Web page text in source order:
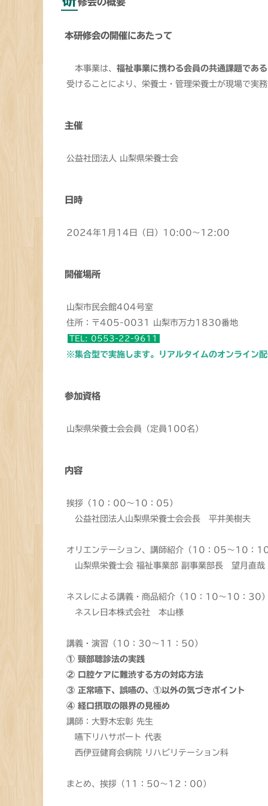
本研修会の開催にあたって
本事業は、 福祉事業に携わる会員の共通課題であ
受けることにより、栄養士・管理栄養士が現場で実
主催
公益社団法人 山梨県栄養士会
日時
2024年1月14日（日）10:00～12:00
開催場所
山梨市民会館404号室
住所：〒405-0031 山梨市万力1830番地
TEL: 0553-22-9611
※集合型で実施します。リアルタイムのオンライン
参加資格
山梨県栄養士会会員（定員100名）
内容
挨拶（10：00～10：05）
公益社団法人山梨県栄養士会会長 平井美樹夫
オリエンテーション、講師紹介（10：05～10：
山梨県栄養士会 福祉事業部 副事業部長 望月直哉
ネスレによる講義・商品紹介（10：10～10：30
ネスレ日本株式会社 本山様
講義・演習（10：30～11：50）
① 頸部聴診法の実践
② 口腔ケアに難渋する方の対応方法
③ 正常嚥下、誤嚥の、①以外の気づきポイント
④ 経口摂取の限界の見極め
講師：大野木宏彰 先生
嚥下リハサポート 代表
西伊豆健育会病院 リハビリテーション科
まとめ、挨拶（11：50～12：00）